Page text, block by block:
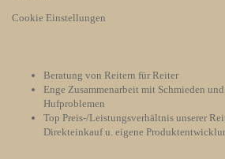
Cookie Einstellungen
Beratung von Reitern für Reiter
Enge Zusammenarbeit mit Schmieden
Hufproblemen
Top Preis-/Leistungsverhältnis unserer
Direkteinkauf u. eigene